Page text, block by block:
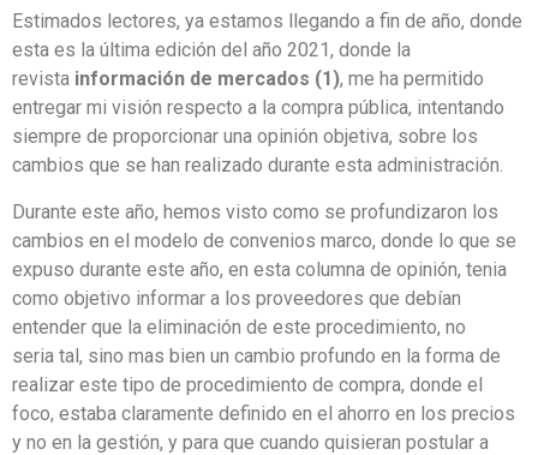
Estimados lectores, ya estamos llegando a fin de año, donde
esta es la última edición del año 2021, donde la
revista información de mercados (1), me ha permitido
entregar mi visión respecto a la compra pública, intentando
siempre de proporcionar una opinión objetiva, sobre los
cambios que se han realizado durante esta administración.
Durante este año, hemos visto como se profundizaron los
cambios en el modelo de convenios marco, donde lo que se
expuso durante este año, en esta columna de opinión, tenia
como objetivo informar a los proveedores que debían
entender que la eliminación de este procedimiento, no
seria tal, sino mas bien un cambio profundo en la forma de
realizar este tipo de procedimiento de compra, donde el
foco, estaba claramente definido en el ahorro en los precios
y no en la gestión, y para que cuando quisieran postular a